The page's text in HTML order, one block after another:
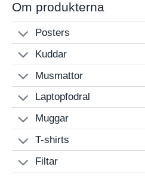
Om produkterna
Posters
Kuddar
Musmattor
Laptopfodral
Muggar
T-shirts
Filtar